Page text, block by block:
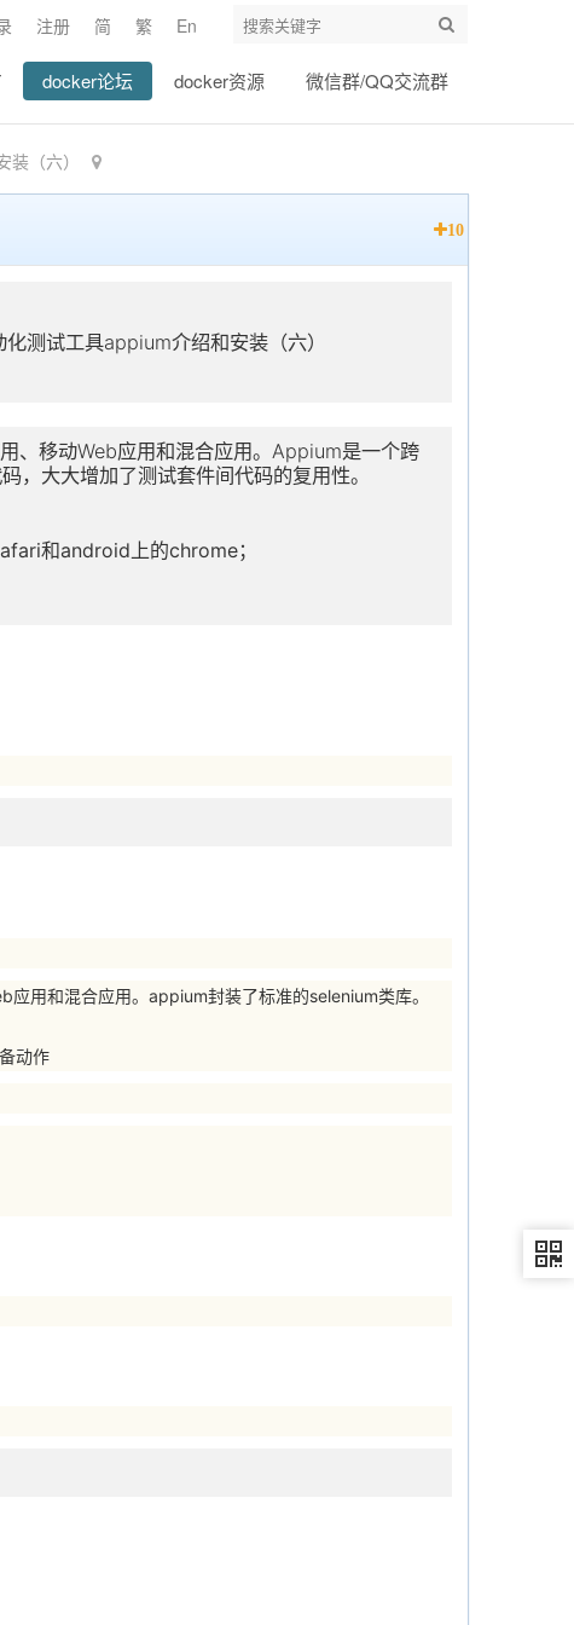
注册 简 繁 En
docker论坛 docker资源 微信群/QQ交流群
（六）
10
测试工具appium介绍和安装（六）
、移动Web应用和混合应用。Appium是一个跨
，大大增加了测试套件间代码的复用性。
和android上的chrome；
用和混合应用。appium封装了标准的selenium类库。
动作